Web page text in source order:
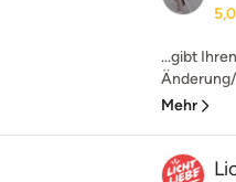
5,0
...gibt
Mehr